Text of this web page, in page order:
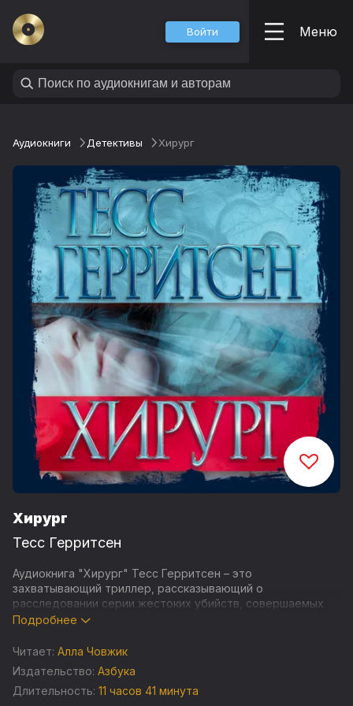
Войти Меню
Аудиокниги Детективы Хирург
Хирург
Тесс Герритсен
Аудиокнига "Хирург" Тесс Герритсен – это
захватывающий триллер, рассказывающий о
расследовании серии жестоких убийств, совершаемых
таинственным преступником, получившим прозвище
В центре сюжета – детективы Томас Мур и Джейн
Риццоли, которые пытаются раскрыть дело серийного
убийцы. Он проникает в дома женщин ночью и совершает
Подробнее
Читает: Алла Човжик
Издательство: Азбука
Длительность: 11 часов 41 минута